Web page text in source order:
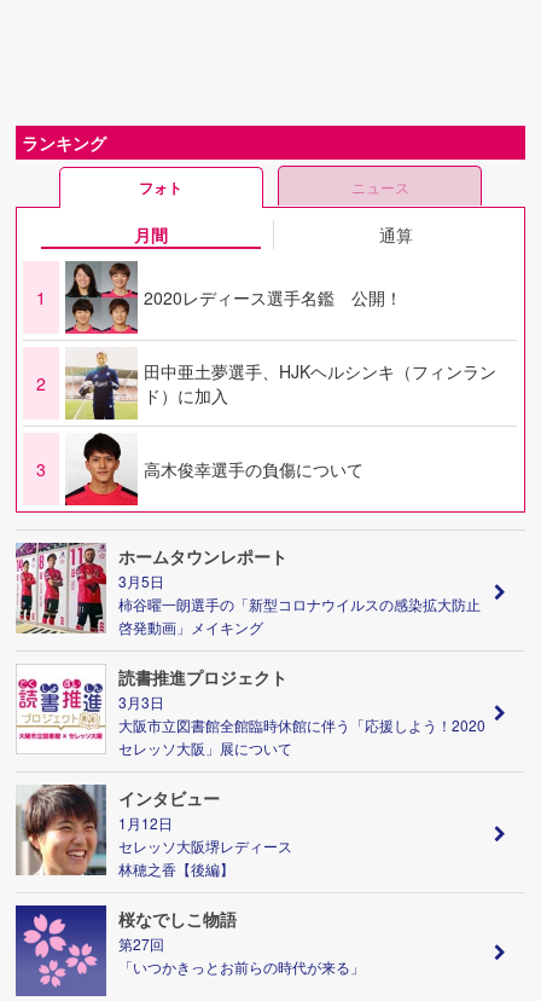
ランキング
フォト ニュース
月間 通算
1 2020レディース選手名鑑 公開！
2
田中亜土夢選手、HJKヘルシンキ（フィンラン
ド）に加入
3 高木俊幸選手の負傷について
ホームタウンレポート
3月5日
柿谷曜一朗選手の「新型コロナウイルスの感染拡大防止
啓発動画」メイキング
読書推進プロジェクト
3月3日
大阪市立図書館全館臨時休館に伴う「応援しよう！2020
セレッソ大阪」展について
インタビュー
1月12日
セレッソ大阪堺レディース
林穂之香【後編】
桜なでしこ物語
第27回
「いつかきっとお前らの時代が来る」